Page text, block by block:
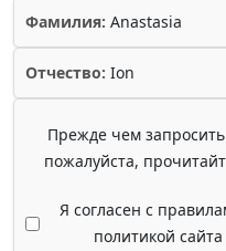
Фамилия: Anastasia
Отчество: Ion
Прежде чем
пожалуйста,
Я согласен с
политикой сайта